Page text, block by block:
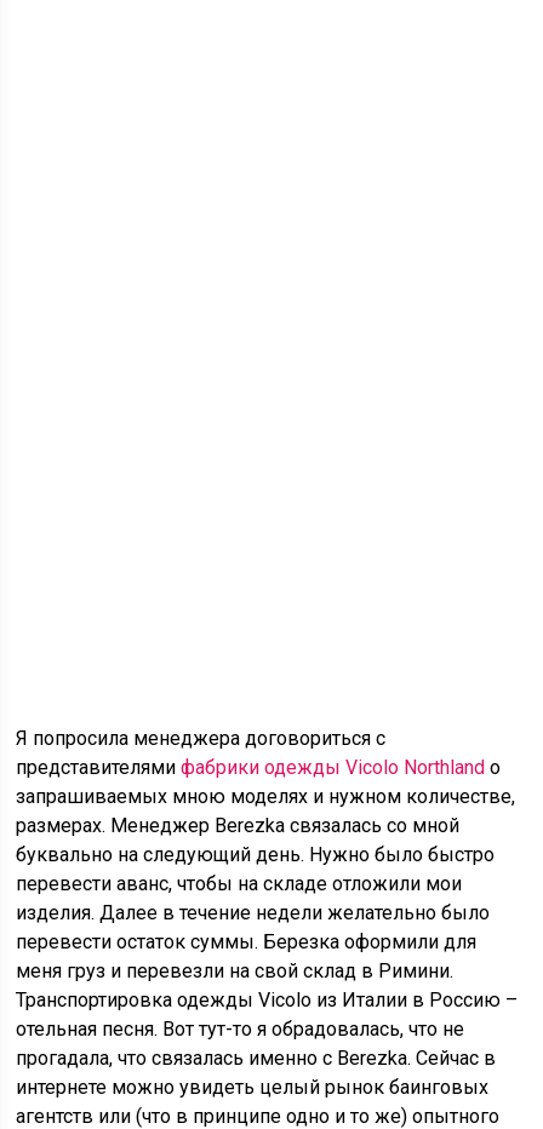
Я попросила менеджера договориться с
представителямифабрики одежды Vicolo Northland о
запрашиваемых мною моделях и нужном количестве,
размерах. Менеджер Berezka связалась со мной
буквально на следующий день. Нужно было быстро
перевести аванс, чтобы на складе отложили мои
изделия. Далее в течение недели желательно было
перевести остаток суммы. Березка оформили для
меня груз и перевезли на свой склад в Римини.
Транспортировка одежды Vicolo из Италии в Россию –
отельная песня. Вот тут-то я обрадовалась, что не
прогадала, что связалась именно с Berezka. Сейчас в
интернете можно увидеть целый рынок баинговых
агентств или (что в принципе одно и то же) опытного